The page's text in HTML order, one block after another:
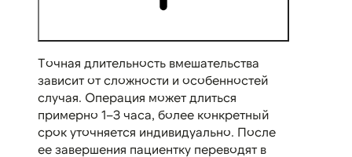
Точная длительность вмешательства
зависит от сложности и особенностей
случая. Операция может длиться
примерно 1–3 часа, более конкретный
срок уточняется индивидуально. После
ее завершения пациентку переводят в